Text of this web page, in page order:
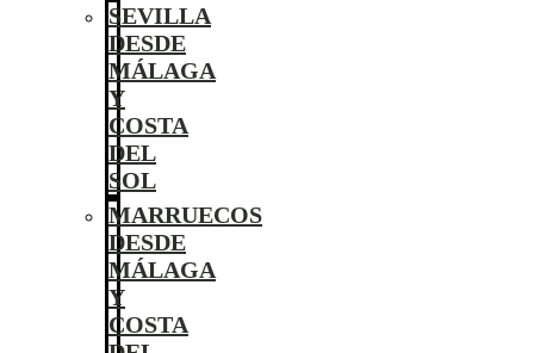
SEVILLA
DESDE
MÁLAGA
Y
COSTA
DEL
SOL
MARRUECOS
DESDE
MÁLAGA
Y
COSTA